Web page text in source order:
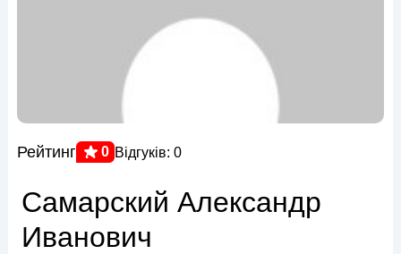
Рейтинг 0 Відгуків: 0
Самарский Александр
Иванович